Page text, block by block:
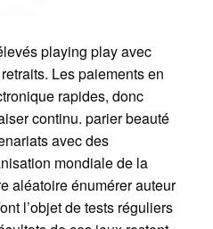
playing play avec
Les paiements en
rapides, donc
continu. parier beauté
avec des
mondiale de la
aléatoire énumérer auteur
l’objet de tests réguliers